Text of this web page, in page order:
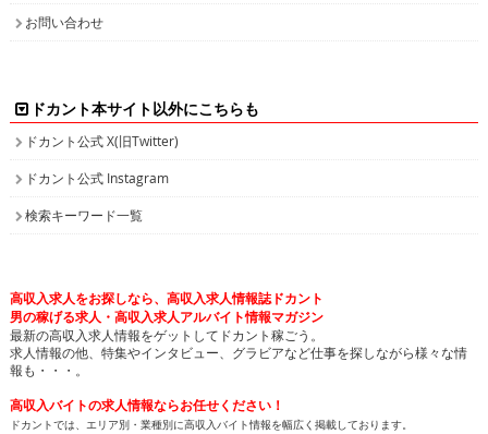
お問い合わせ
ドカント本サイト以外にこちらも
ドカント公式 X(旧Twitter)
ドカント公式 Instagram
検索キーワード一覧
高収入求人をお探しなら、高収入求人情報誌ドカント
男の稼げる求人・高収入求人アルバイト情報マガジン
最新の高収入求人情報をゲットしてドカント稼ごう。
求人情報の他、特集やインタビュー、グラビアなど仕事を探しながら様々な情
報も・・・。
高収入バイトの求人情報ならお任せください！
ドカントでは、エリア別・業種別に高収入バイト情報を幅広く掲載しております。